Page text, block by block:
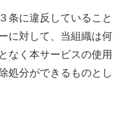
条に違反していること
に対して、当組織は何
なく本サービスの使用
処分ができるものとし